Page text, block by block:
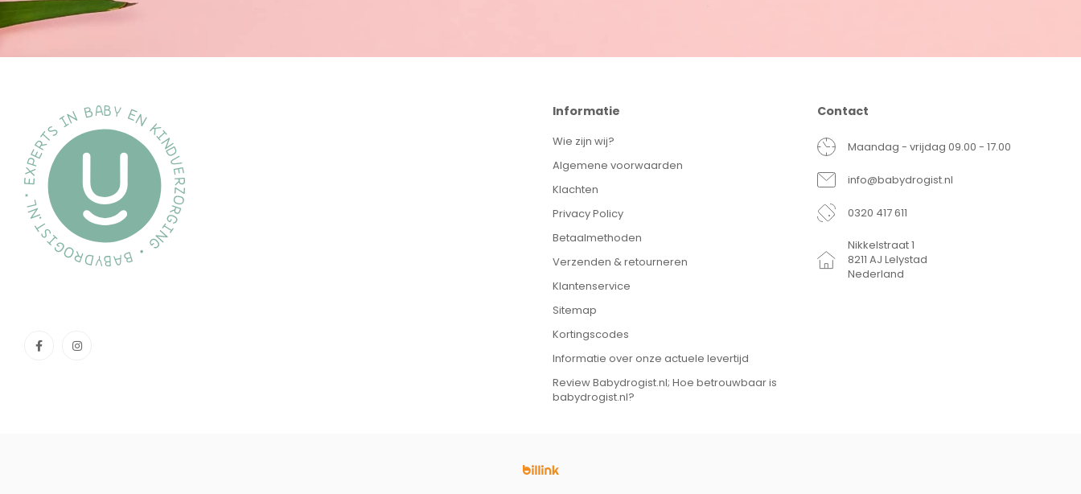
Informatie
Wie zijn wij?
Algemene voorwaarden
Klachten
Privacy Policy
Betaalmethoden
Verzenden & retourneren
Klantenservice
Sitemap
Kortingscodes
Informatie over onze actuele levertijd
Review Babydrogist.nl; Hoe betrouwbaar is
babydrogist.nl?
Contact
Maandag - vrijdag 09.00 - 17.00
info@babydrogist.nl
0320 417 611
Nikkelstraat 1
8211 AJ Lelystad
Nederland